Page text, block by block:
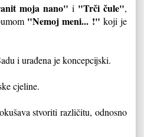
moja nano" i "Trči čule",
"Nemoj meni... !" koji je
i urađena je koncepcijski.
cjeline.
stvoriti različitu, odnosno